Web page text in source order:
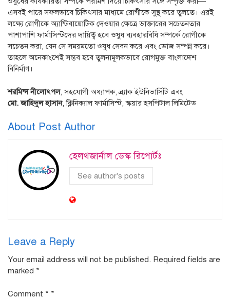
এসবই পারে সফলভাবে চিকিৎসার মাধ্যমে রোগীকে সুস্থ করে তুলতে। এরই
লক্ষ্যে রোগীকে অ্যান্টিবায়োটিক দেওয়ার ক্ষেত্রে ডাক্তারের সচেতনতার
পাশাপাশি ফার্মাসিস্টদের দায়িত্ব হবে ওষুধ ব্যবহারবিধি সম্পর্কে রোগীকে
সচেতন করা, যেন সে সময়মতো ওষুধ সেবন করে এবং ডোজ সম্পন্ন করে।
তাহলে অনেকাংশেই সম্ভব হবে তুলনামূলকভাবে রোগমুক্ত বাংলাদেশ
বিনির্মাণ।
শরমিন্দ নীলোৎপল, সহযোগী অধ্যাপক, ব্র্যাক ইউনিভার্সিটি এবং
মো. জাহিদুল হাসান, ক্লিনিক্যাল ফার্মাসিস্ট, স্কয়ার হসপিটাল লিমিটেড
About Post Author
হেলথজার্নাল ডেস্ক রিপোর্টঃ
See author's posts
Leave a Reply
Your email address will not be published. Required fields are
marked *
Comment * *